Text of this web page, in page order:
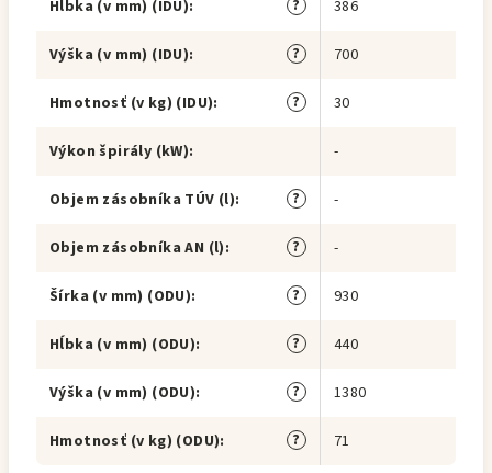
?
Hĺbka (v mm) (IDU): 386
?
Výška (v mm) (IDU): 700
?
Hmotnosť (v kg) (IDU): 30
Výkon špirály (kW): -
?
Objem zásobníka TÚV (l): -
?
Objem zásobníka AN (l): -
?
Šírka (v mm) (ODU): 930
?
Hĺbka (v mm) (ODU): 440
?
Výška (v mm) (ODU): 1380
?
Hmotnosť (v kg) (ODU): 71